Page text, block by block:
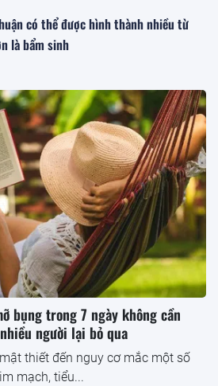
có thể được hình thành nhiều từ
là bẩm sinh
bụng trong 7 ngày không cần
người lại bỏ qua
thiết đến nguy cơ mắc một số
mạch, tiểu...